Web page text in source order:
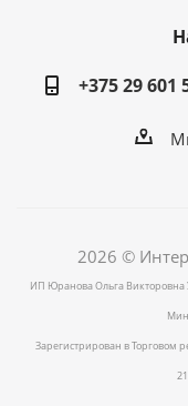
+375 29 601
2026 ©
ИП Юранова Ольга Викторовна
Зарегистрирован в Торговом